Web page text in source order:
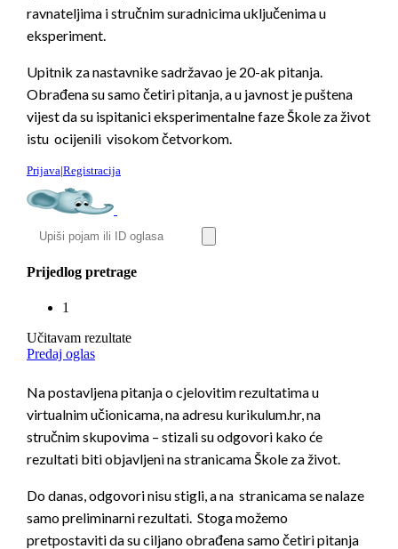
ravnateljima i stručnim suradnicima uključenima u
eksperiment.
Upitnik za nastavnike sadržavao je 20-ak pitanja.
Obrađena su samo četiri pitanja, a u javnost je puštena
vijest da su ispitanici eksperimentalne faze Škole za život
istu ocijenili visokom četvorkom.
Na postavljena pitanja o cjelovitim rezultatima u
virtualnim učionicama, na adresu kurikulum.hr, na
stručnim skupovima – stizali su odgovori kako će
rezultati biti objavljeni na stranicama Škole za život.
Do danas, odgovori nisu stigli, a na stranicama se nalaze
samo preliminarni rezultati. Stoga možemo
pretpostaviti da su ciljano obrađena samo četiri pitanja